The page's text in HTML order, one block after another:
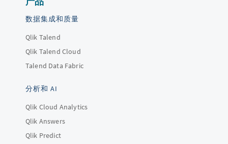
数据集成和质量
Qlik Talend
Qlik Talend Cloud
Talend Data Fabric
分析和 AI
Qlik Cloud Analytics
Qlik Answers
Qlik Predict